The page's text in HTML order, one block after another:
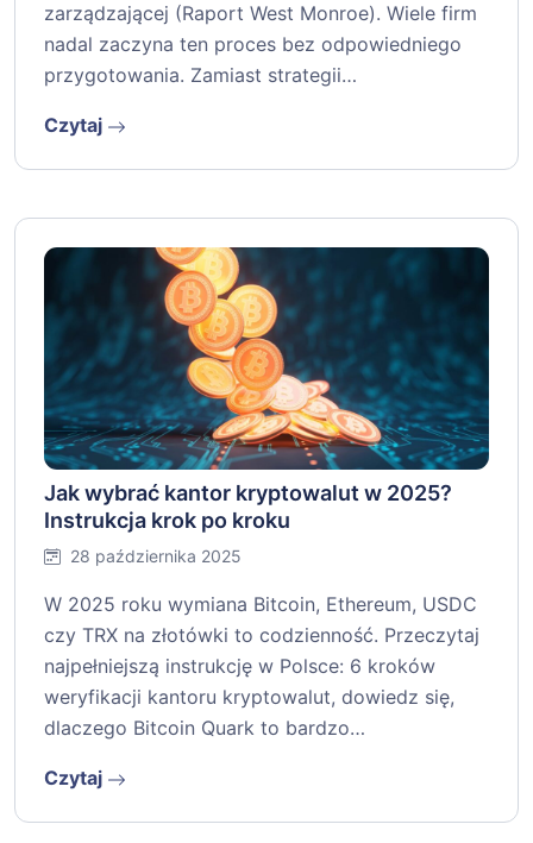
zarządzającej (Raport West Monroe). Wiele firm
nadal zaczyna ten proces bez odpowiedniego
przygotowania. Zamiast strategii…
Czytaj
Jak wybrać kantor kryptowalut w 2025?
Instrukcja krok po kroku
28 października 2025
W 2025 roku wymiana Bitcoin, Ethereum, USDC
czy TRX na złotówki to codzienność. Przeczytaj
najpełniejszą instrukcję w Polsce: 6 kroków
weryfikacji kantoru kryptowalut, dowiedz się,
dlaczego Bitcoin Quark to bardzo…
Czytaj